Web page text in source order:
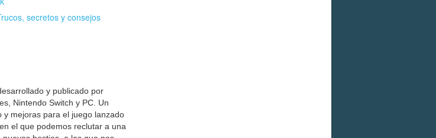
secretos y consejos
y publicado por
Nintendo Switch y PC. Un
mejoras para el juego lanzado
el que podemos reclutar a una